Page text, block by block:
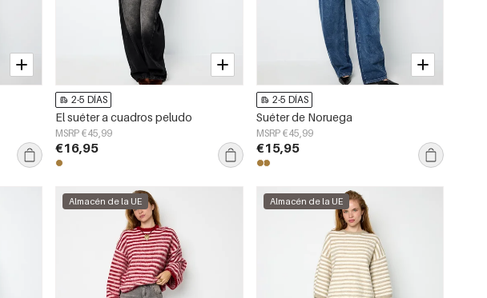
2-5 DÍAS
El suéter a cuadros peludo
MSRP €45,99
€16,95
2-5 DÍAS
Suéter de Noruega
MSRP €45,99
€15,95
Almacén de la UE Almacén de la UE